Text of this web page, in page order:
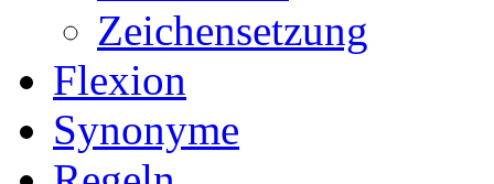
Zeichensetzung
Flexion
Synonyme